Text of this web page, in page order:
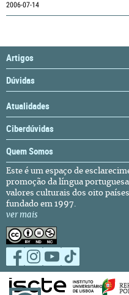
2006-07-14
Artigos
Dúvidas
Atualidades
Ciberdúvidas
Quem Somos
Este é um espaço de
promoção da língua
valores culturais dos oito
fundado em 1997.
ver mais